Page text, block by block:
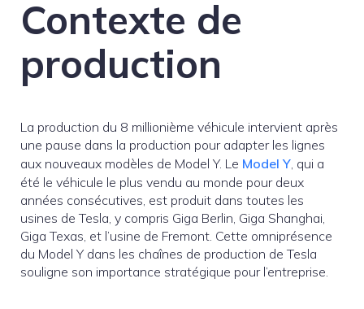
Contexte de
production
La production du 8 millionième véhicule intervient après
une pause dans la production pour adapter les lignes
aux nouveaux modèles de Model Y. Le Model Y , qui a
été le véhicule le plus vendu au monde pour deux
années consécutives, est produit dans toutes les
usines de Tesla, y compris Giga Berlin, Giga Shanghai,
Giga Texas, et l’usine de Fremont. Cette omniprésence
du Model Y dans les chaînes de production de Tesla
souligne son importance stratégique pour l’entreprise.